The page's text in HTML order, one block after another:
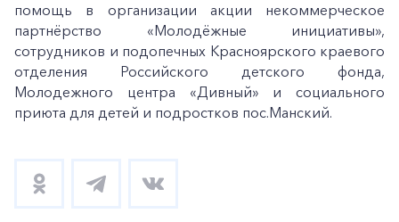
+7-800-700-24-57
Частным клиентам
Корпоративным клиентам
помощь в организации акции некоммерческое
партнёрство «Молодёжные инициативы»,
сотрудников и подопечных Красноярского краевого
отделения Российского детского фонда,
Молодежного центра «Дивный» и социального
приюта для детей и подростков пос.Манский.